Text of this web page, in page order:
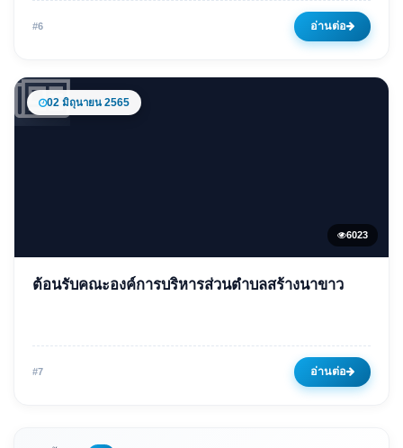
14 มิถุนายน 2566
#6 อ่านต่อ
02 มิถุนายน 2565
6023
ตำบลสร้างนาขาว
02 มิถุนายน 2565
ต้อนรับคณะองค์การบริหารส่วนตำบลสร้างนาขาว
#7 อ่านต่อ